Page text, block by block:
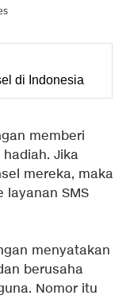
di Indonesia
memberi
Jika
mereka, maka
SMS
menyatakan
berusaha
Nomor itu